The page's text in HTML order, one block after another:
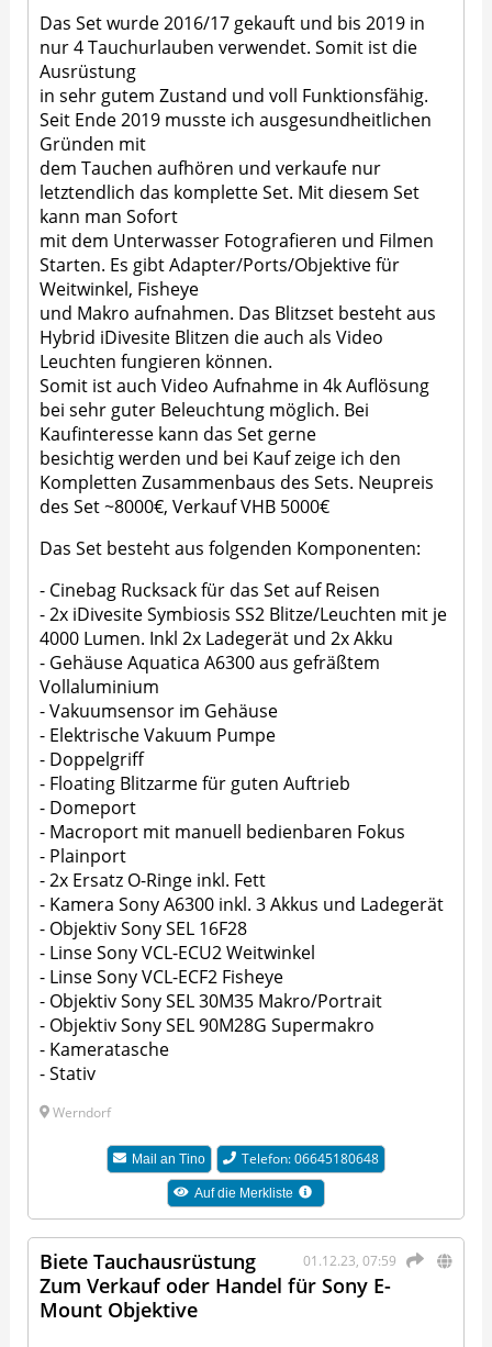
Das Set wurde 2016/17 gekauft und bis 2019 in
nur 4 Tauchurlauben verwendet. Somit ist die
Ausrüstung
in sehr gutem Zustand und voll Funktionsfähig.
Seit Ende 2019 musste ich ausgesundheitlichen
Gründen mit
dem Tauchen aufhören und verkaufe nur
letztendlich das komplette Set. Mit diesem Set
kann man Sofort
mit dem Unterwasser Fotografieren und Filmen
Starten. Es gibt Adapter/Ports/Objektive für
Weitwinkel, Fisheye
und Makro aufnahmen. Das Blitzset besteht aus
Hybrid iDivesite Blitzen die auch als Video
Leuchten fungieren können.
Somit ist auch Video Aufnahme in 4k Auflösung
bei sehr guter Beleuchtung möglich. Bei
Kaufinteresse kann das Set gerne
besichtig werden und bei Kauf zeige ich den
Kompletten Zusammenbaus des Sets. Neupreis
des Set ~8000€, Verkauf VHB 5000€
Das Set besteht aus folgenden Komponenten:
- Cinebag Rucksack für das Set auf Reisen
- 2x iDivesite Symbiosis SS2 Blitze/Leuchten mit je
4000 Lumen. Inkl 2x Ladegerät und 2x Akku
- Gehäuse Aquatica A6300 aus gefräßtem
Vollaluminium
- Vakuumsensor im Gehäuse
- Elektrische Vakuum Pumpe
- Doppelgriff
- Floating Blitzarme für guten Auftrieb
- Domeport
- Macroport mit manuell bedienbaren Fokus
- Plainport
- 2x Ersatz O-Ringe inkl. Fett
- Kamera Sony A6300 inkl. 3 Akkus und Ladegerät
- Objektiv Sony SEL 16F28
- Linse Sony VCL-ECU2 Weitwinkel
- Linse Sony VCL-ECF2 Fisheye
- Objektiv Sony SEL 30M35 Makro/Portrait
- Objektiv Sony SEL 90M28G Supermakro
- Kameratasche
- Stativ
Werndorf
Mail an Tino Telefon: 06645180648
Auf die Merkliste
01.12.23, 07:59
Biete Tauchausrüstung
Zum Verkauf oder Handel für Sony E-
Mount Objektive